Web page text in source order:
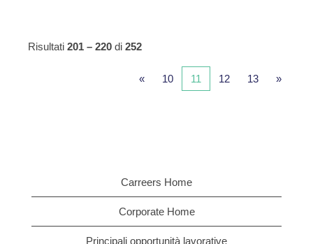
Risultati 201 – 220 di 252
« 10 11 12 13 »
Carreers Home
Corporate Home
Principali opportunità lavorative